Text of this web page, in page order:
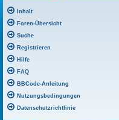
Inhalt
Foren-Übersicht
Suche
Registrieren
Hilfe
FAQ
BBCode-Anleitung
Nutzungsbedingungen
Datenschutzrichtlinie